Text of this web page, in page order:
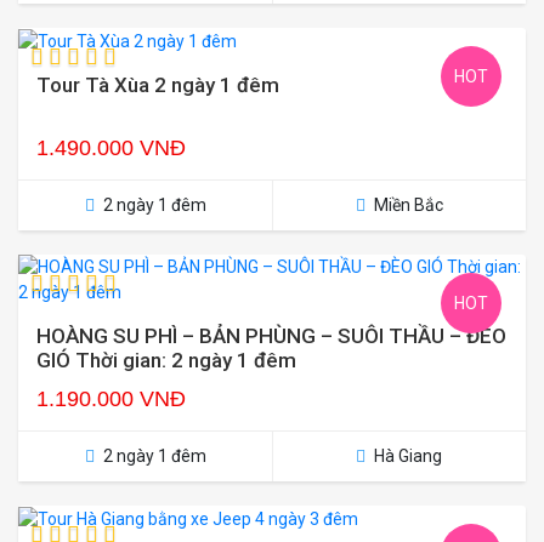
HOT
Tour Tà Xùa 2 ngày 1 đêm
1.490.000 VNĐ
2 ngày 1 đêm Miền Bắc
HOT
HOÀNG SU PHÌ – BẢN PHÙNG – SUÔI THẦU – ĐÈO
GIÓ Thời gian: 2 ngày 1 đêm
1.190.000 VNĐ
2 ngày 1 đêm Hà Giang